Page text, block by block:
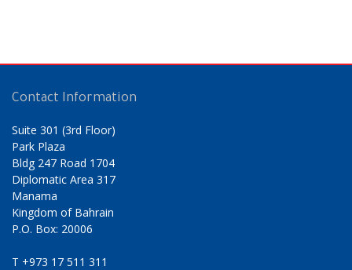
Contact Information
Suite 301 (3rd Floor)
Park Plaza
Bldg 247 Road 1704
Diplomatic Area 317
Manama
Kingdom of Bahrain
P.O. Box: 20006
T +973 17 511 311